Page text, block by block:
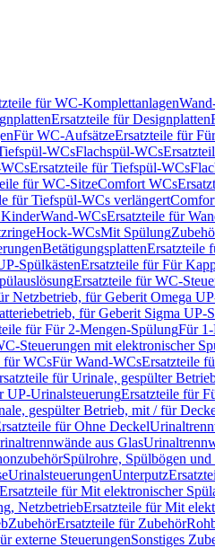
für WC-Komplettanlagen
Ersatzteile für Designplatten
Für WC-AufsätzeErsatzteile für
WCsFlachspül-WCs
Ersatzteile für Tiefspül-WCs
für WC-SitzeComfort WCs
für Tiefspül-WCs verlängert
Wand-WCsErsatzteile für
Hock-WCsMit Spülung
BetätigungsplattenErsatzteile
SpülkästenErsatzteile für Für
Ersatzteile für WC-
Netzbetrieb, für Geberit Omega
für Geberit Sigma UP-
für Für 2-Mengen-SpülungFür
Steuerungen mit elektronischer
für WCsFür Wand-WCsErsatzteile
für Urinale, gespülter
UP-UrinalsteuerungErsatzteile für
gespülter Betrieb, mit / für
für Ohne Deckel
aus Glas
Spülrohre, Spülbögen und
UrinalsteuerungenUnterputz
Ersatzteile für Mit elektronischer
NetzbetriebErsatzteile für Mit
ZubehörErsatzteile für Zubehör
externe SteuerungenSonstiges